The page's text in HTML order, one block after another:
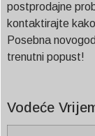
postprodajne
kontaktirajte
Posebna
trenutni popust!
Vodeće